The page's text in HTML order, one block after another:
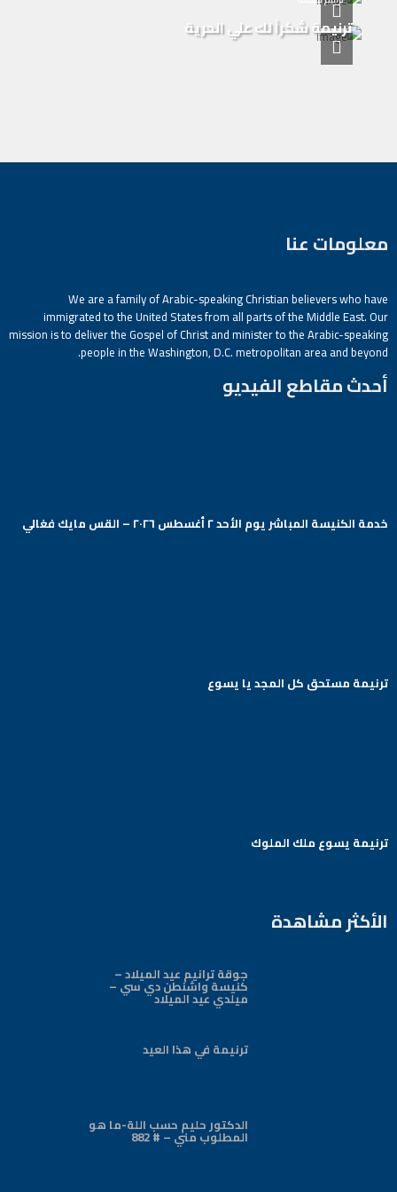
ترنيمة شكراً لك علي الحرية
معلومات عنا
We are a family of Arabic-speaking Christian believers who have
immigrated to the United States from all parts of the Middle East. Our
mission is to deliver the Gospel of Christ and minister to the Arabic-speaking
people in the Washington, D.C. metropolitan area and beyond.
أحدث مقاطع الفيديو
خدمة الكنيسة المباشر يوم الأحد ٢ أغسطس ٢٠٢٦ – القس مايك فغالي
ترنيمة مستحق كل المجد يا يسوع
ترنيمة يسوع ملك الملوك
الأكثر مشاهدة
جوقة ترانيم عيد الميلاد –
كنيسة واشنطن دي سي –
ميلدي عيد الميلاد
ترنيمة في هذا العيد
الدكتور حليم حسب اللة-ما هو
المطلوب مني – # 882